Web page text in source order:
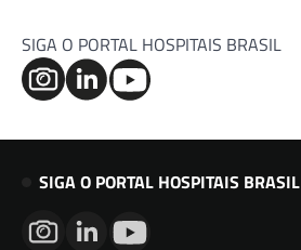
SIGA O PORTAL HOSPITAIS BRASIL
SIGA O PORTAL HOSPITAIS BRASIL